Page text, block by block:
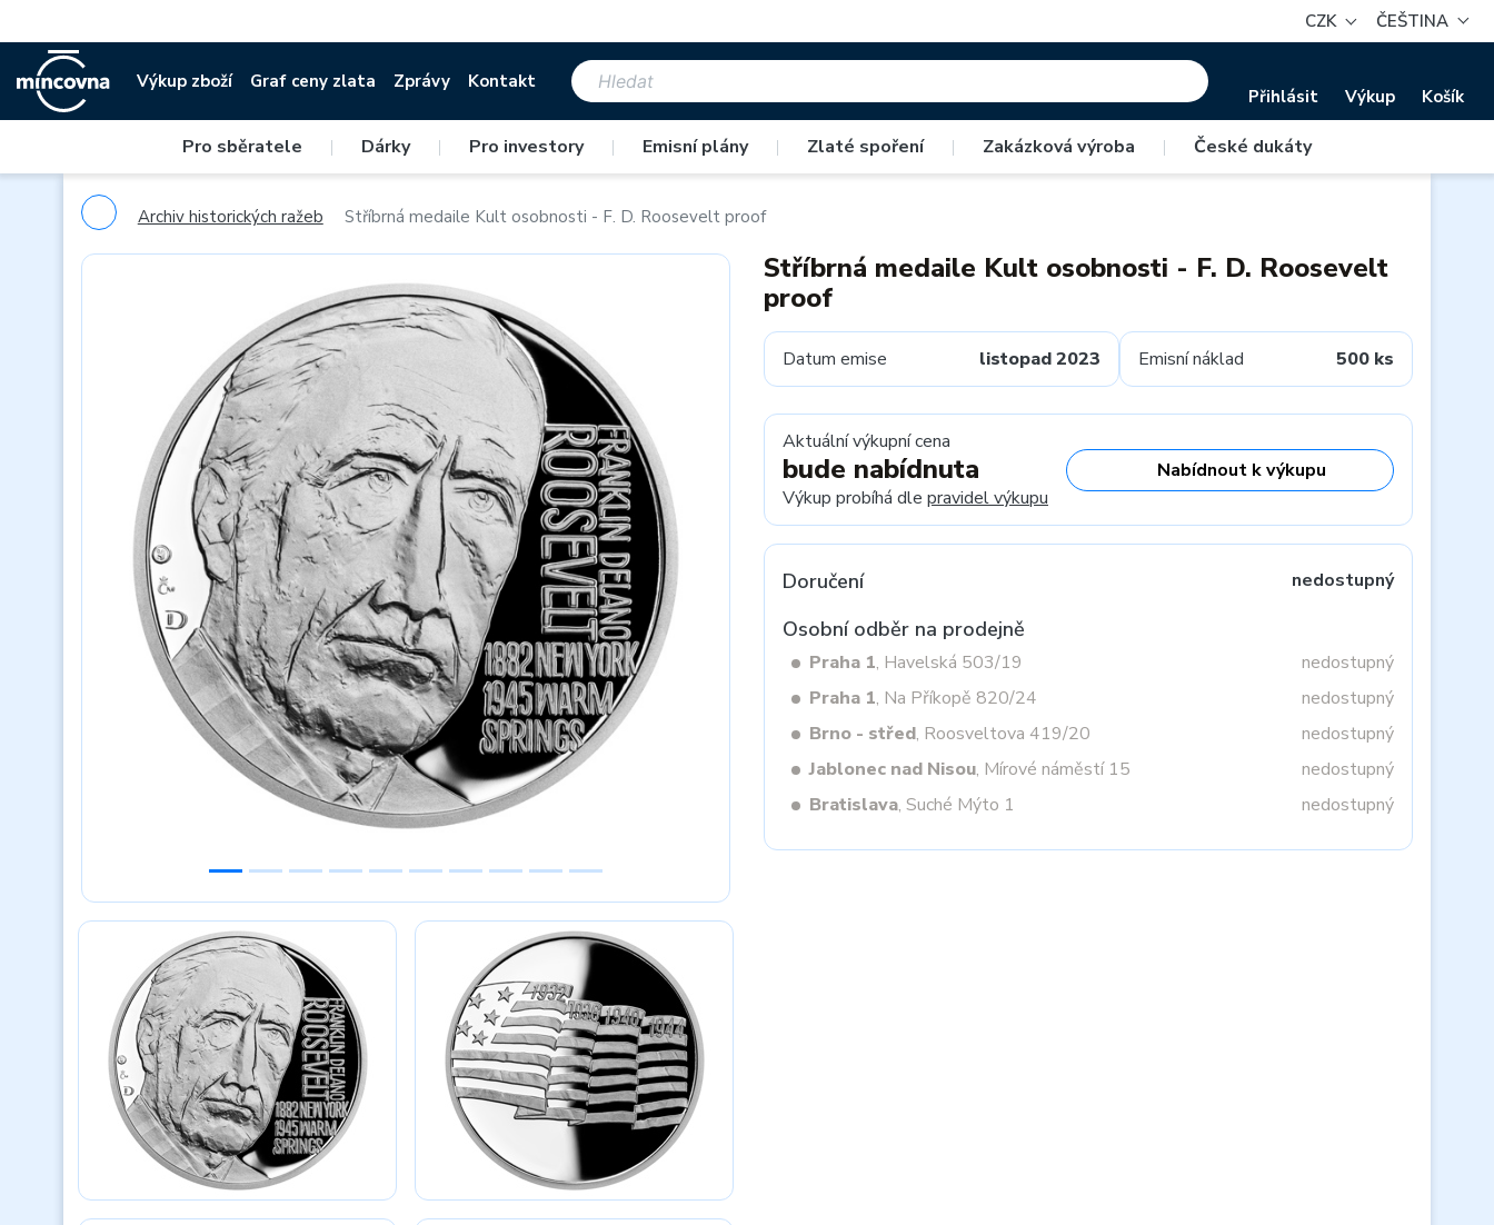
CZK ČEŠTINA
Výkup zboží Graf ceny zlata Zprávy Kontakt
Přihlásit Výkup Košík
Pro sběratele | Dárky | Pro investory | Emisní plány | Zlaté spoření | Zakázková výroba | České dukáty
Archiv historických ražeb Stříbrná medaile Kult osobnosti - F. D. Roosevelt proof
Previous
Stříbrná medaile Kult osobnosti - F. D. Roosevelt
proof
Datum emise listopad 2023 Emisní náklad 500 ks
Aktuální výkupní cena
bude nabídnuta
Výkup probíhá dle pravidel výkupu
Nabídnout k výkupu
Doručení nedostupný
Osobní odběr na prodejně
Praha 1, Havelská 503/19
nedostupný
Praha 1, Na Příkopě 820/24
nedostupný
Brno - střed, Roosveltova 419/20
nedostupný
Jablonec nad Nisou, Mírové náměstí 15
nedostupný
Bratislava, Suché Mýto 1 nedostupný